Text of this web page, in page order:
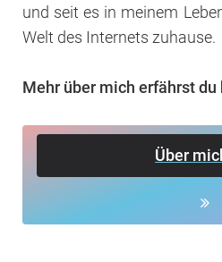
und seit es in meinem
Welt des Internets zuhause.
Mehr über mich erfährst du
Über